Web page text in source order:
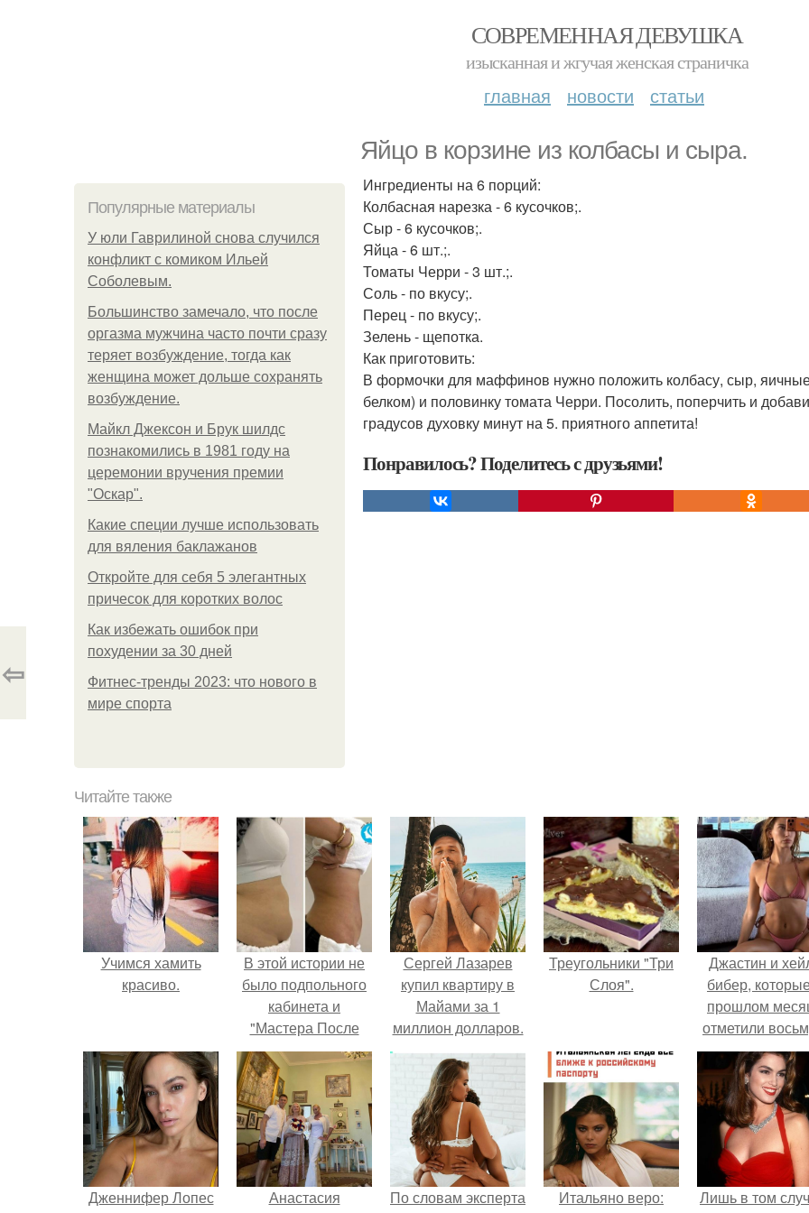
СОВРЕМЕННАЯ ДЕВУШКА
изысканная и жгучая женская страничка
главная новости статьи
Яйцо в корзине из колбасы и сыра.
Популярные материалы
У юли Гаврилиной снова случился
конфликт с комиком Ильей
Соболевым.
Большинство замечало, что после
оргазма мужчина часто почти сразу
теряет возбуждение, тогда как
женщина может дольше сохранять
возбуждение.
Майкл Джексон и Брук шилдс
познакомились в 1981 году на
церемонии вручения премии
"Оскар".
Какие специи лучше использовать
для вяления баклажанов
Откройте для себя 5 элегантных
причесок для коротких волос
Как избежать ошибок при
похудении за 30 дней
Фитнес-тренды 2023: что нового в
мире спорта
Ингредиенты на 6 порций:
Колбасная нарезка - 6 кусочков;.
Сыр - 6 кусочков;.
Яйца - 6 шт.;.
Томаты Черри - 3 шт.;.
Соль - по вкусу;.
Перец - по вкусу;.
Зелень - щепотка.
Как приготовить:
В формочки для маффинов нужно положить колбасу, сыр,
белком) и половинку томата Черри. Посолить, поперчить и
градусов духовку минут на 5. приятного аппетита!
Понравилось? Поделитесь с друзьями!
⇦
Читайте также
Учимся хамить
красиво.
В этой истории не
было подпольного
кабинета и
"Мастера После
Двухнедельных
Курсов".
Сергей Лазарев
купил квартиру в
Майами за 1
миллион долларов.
Треугольники "Три
Слоя".
Джастин и
бибер,
прошлом
отметили
годовщину
помолвки,
новые фото
совместного
отдыха.
Дженнифер Лопес
Анастасия
По словам эксперта
Итальяно веро:
Лишь в том